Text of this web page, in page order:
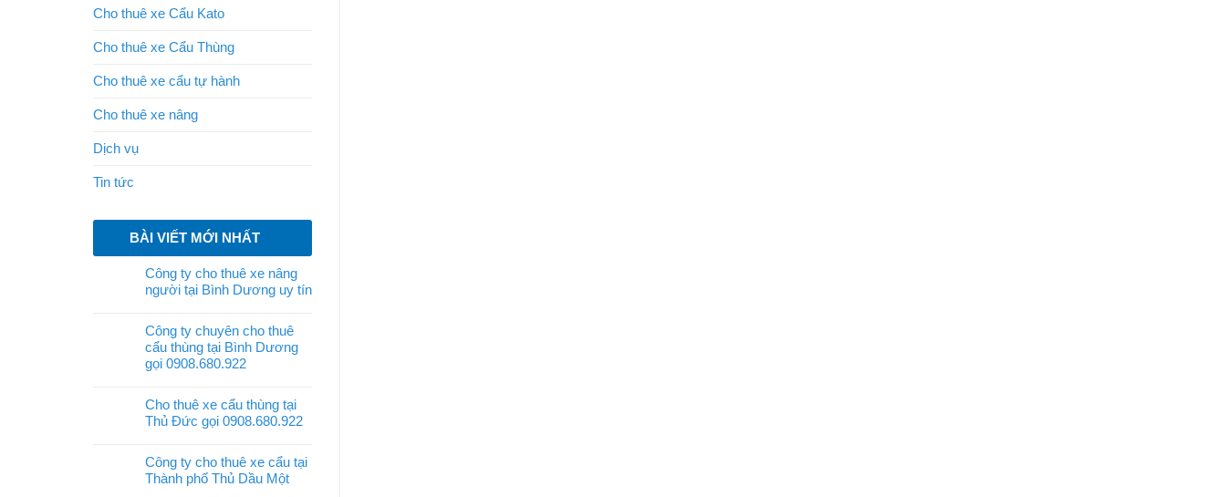
Cho thuê xe Cẩu Kato
Cho thuê xe Cẩu Thùng
Cho thuê xe cẩu tự hành
Cho thuê xe nâng
Dịch vụ
Tin tức
BÀI VIẾT MỚI NHẤT
Công ty cho thuê xe nâng
người tại Bình Dương uy tín
Công ty chuyên cho thuê
cẩu thùng tại Bình Dương
gọi 0908.680.922
Cho thuê xe cẩu thùng tại
Thủ Đức gọi 0908.680.922
Công ty cho thuê xe cẩu tại
Thành phố Thủ Dầu Một